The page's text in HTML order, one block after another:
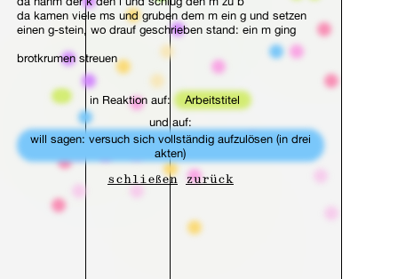
da kamen viele ms und gruben dem m ein g und setzen
einen g-stein, wo drauf geschrieben stand: ein m ging
brotkrumen streuen
töpfchen koch!
hänselhänden
töpfchen steh!
überwintern
in mini-mohn-mengen milchspeisen
in Reaktion auf:
Arbeitstitel
und auf:
will sagen: versuch sich vollständig aufzulösen (in drei
akten)
schließen zurück